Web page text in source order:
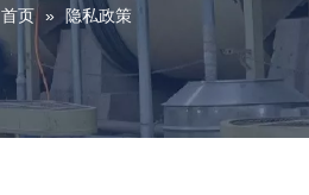
首页 » 隐私政策